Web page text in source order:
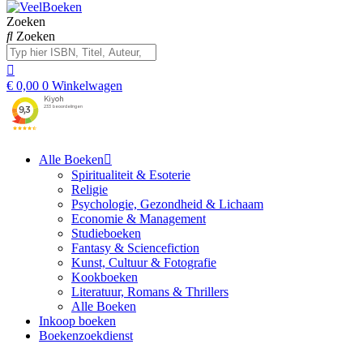
Zoeken
Zoeken
€ 0,00 0 Winkelwagen
Alle Boeken
Spiritualiteit & Esoterie
Religie
Psychologie, Gezondheid & Lichaam
Economie & Management
Studieboeken
Fantasy & Sciencefiction
Kunst, Cultuur & Fotografie
Kookboeken
Literatuur, Romans & Thrillers
Alle Boeken
Inkoop boeken
Boekenzoekdienst